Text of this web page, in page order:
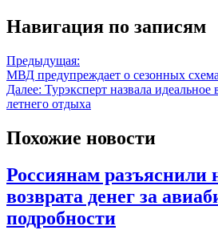
Навигация по записям
Предыдущая:
МВД предупреждает о сезонных
Далее: Турэксперт назвала
летнего отдыха
Похожие новости
Россиянам разъяснили
возврата денег за
подробности